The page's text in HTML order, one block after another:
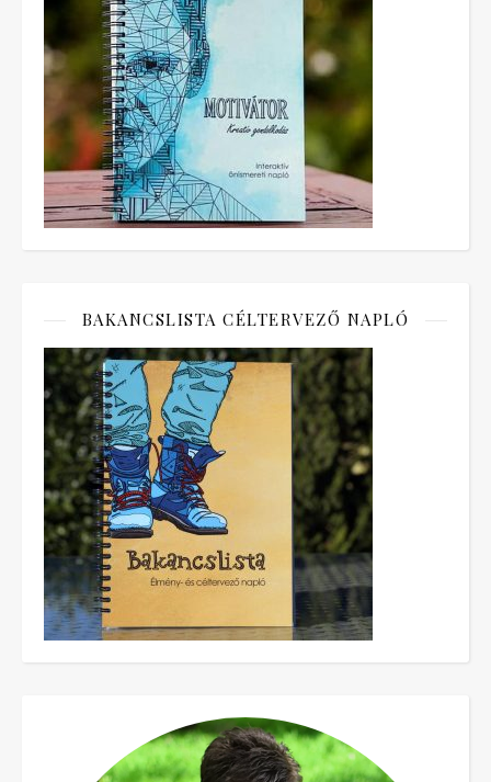
BAKANCSLISTA CÉLTERVEZŐ NAPLÓ